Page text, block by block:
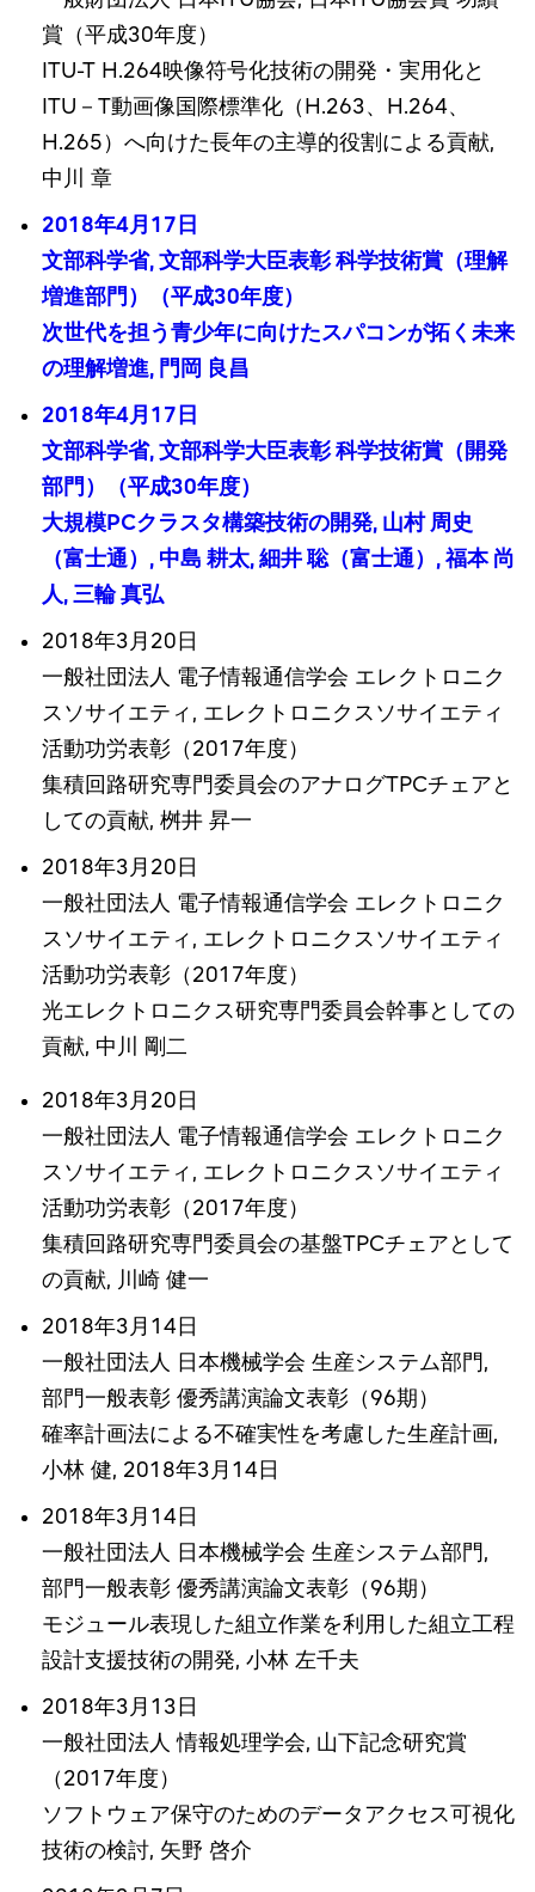
賞（平成30年度）
ITU-T H.264映像符号化技術の開発・実用化と
ITU－T動画像国際標準化（H.263、H.264、
H.265）へ向けた長年の主導的役割による貢献,
中川 章
2018年4月17日
文部科学省, 文部科学大臣表彰 科学技術賞（理解
増進部門）（平成30年度）
次世代を担う青少年に向けたスパコンが拓く未来
の理解増進, 門岡 良昌
2018年4月17日
文部科学省, 文部科学大臣表彰 科学技術賞（開発
部門）（平成30年度）
大規模PCクラスタ構築技術の開発, 山村 周史
（富士通）, 中島 耕太, 細井 聡（富士通）, 福本 尚
人, 三輪 真弘
2018年3月20日
一般社団法人 電子情報通信学会 エレクトロニク
スソサイエティ, エレクトロニクスソサイエティ
活動功労表彰（2017年度）
集積回路研究専門委員会のアナログTPCチェアと
しての貢献, 桝井 昇一
2018年3月20日
一般社団法人 電子情報通信学会 エレクトロニク
スソサイエティ, エレクトロニクスソサイエティ
活動功労表彰（2017年度）
光エレクトロニクス研究専門委員会幹事としての
貢献, 中川 剛二
2018年3月20日
一般社団法人 電子情報通信学会 エレクトロニク
スソサイエティ, エレクトロニクスソサイエティ
活動功労表彰（2017年度）
集積回路研究専門委員会の基盤TPCチェアとして
の貢献, 川崎 健一
2018年3月14日
一般社団法人 日本機械学会 生産システム部門,
部門一般表彰 優秀講演論文表彰（96期）
確率計画法による不確実性を考慮した生産計画,
小林 健, 2018年3月14日
2018年3月14日
一般社団法人 日本機械学会 生産システム部門,
部門一般表彰 優秀講演論文表彰（96期）
モジュール表現した組立作業を利用した組立工程
設計支援技術の開発, 小林 左千夫
2018年3月13日
一般社団法人 情報処理学会, 山下記念研究賞
（2017年度）
ソフトウェア保守のためのデータアクセス可視化
技術の検討, 矢野 啓介